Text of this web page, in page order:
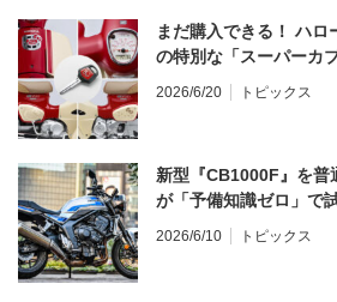
まだ購入できる！ ハロ
の特別な「スーパーカブ
2026/6/20 トピックス
新型『CB1000F』を普
が「予備知識ゼロ」で
2026/6/10 トピックス